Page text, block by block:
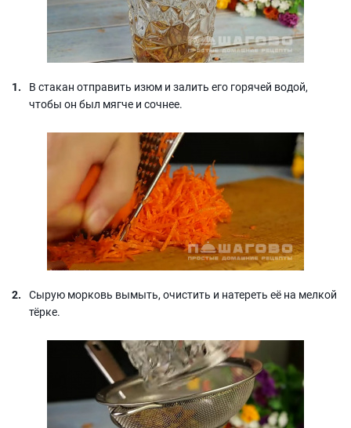
В стакан отправить изюм и залить его горячей водой,
чтобы он был мягче и сочнее.
Сырую морковь вымыть, очистить и натереть её на мелкой
тёрке.